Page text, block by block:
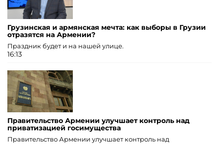
Грузинская и армянская мечта: как выборы в Грузии
отразятся на Армении?
Праздник будет и на нашей улице.
16:13
Правительство Армении улучшает контроль над
приватизацией госимущества
Правительство Армении улучшает контроль над